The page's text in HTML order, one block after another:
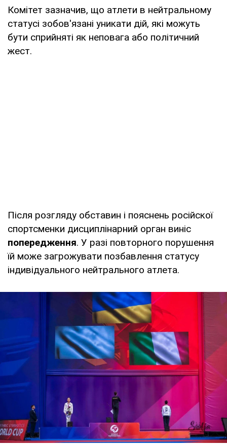
Комітет зазначив, що атлети в нейтральному
статусі зобов'язані уникати дій, які можуть
бути сприйняті як неповага або політичний
жест.
Після розгляду обставин і пояснень російскої
спортсменки дисциплінарний орган виніс
попередження. У разі повторного порушення
їй може загрожувати позбавлення статусу
індивідуального нейтрального атлета.